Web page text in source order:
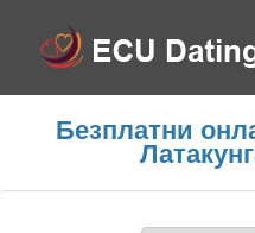
Безплатни